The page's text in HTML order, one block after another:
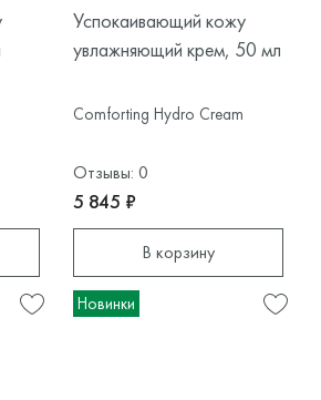
Успокаивающий кожу
увлажняющий крем, 50 мл
Comforting Hydro Cream
Отзывы: 0
5 845 ₽
В корзину
Новинки